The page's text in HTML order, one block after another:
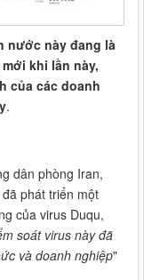
nước này đang là
khi lần này,
của các doanh
.
dân phòng Iran,
phát triển một
của virus Duqu,
soát virus này đã
và doanh nghiệp"